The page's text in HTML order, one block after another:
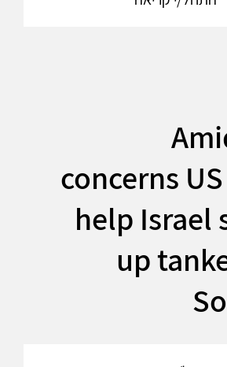
concerns
help Israel
up